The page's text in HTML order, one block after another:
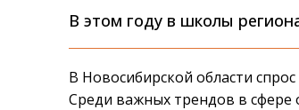
В этом году в школы
В Новосибирской области
Среди важных трендов в